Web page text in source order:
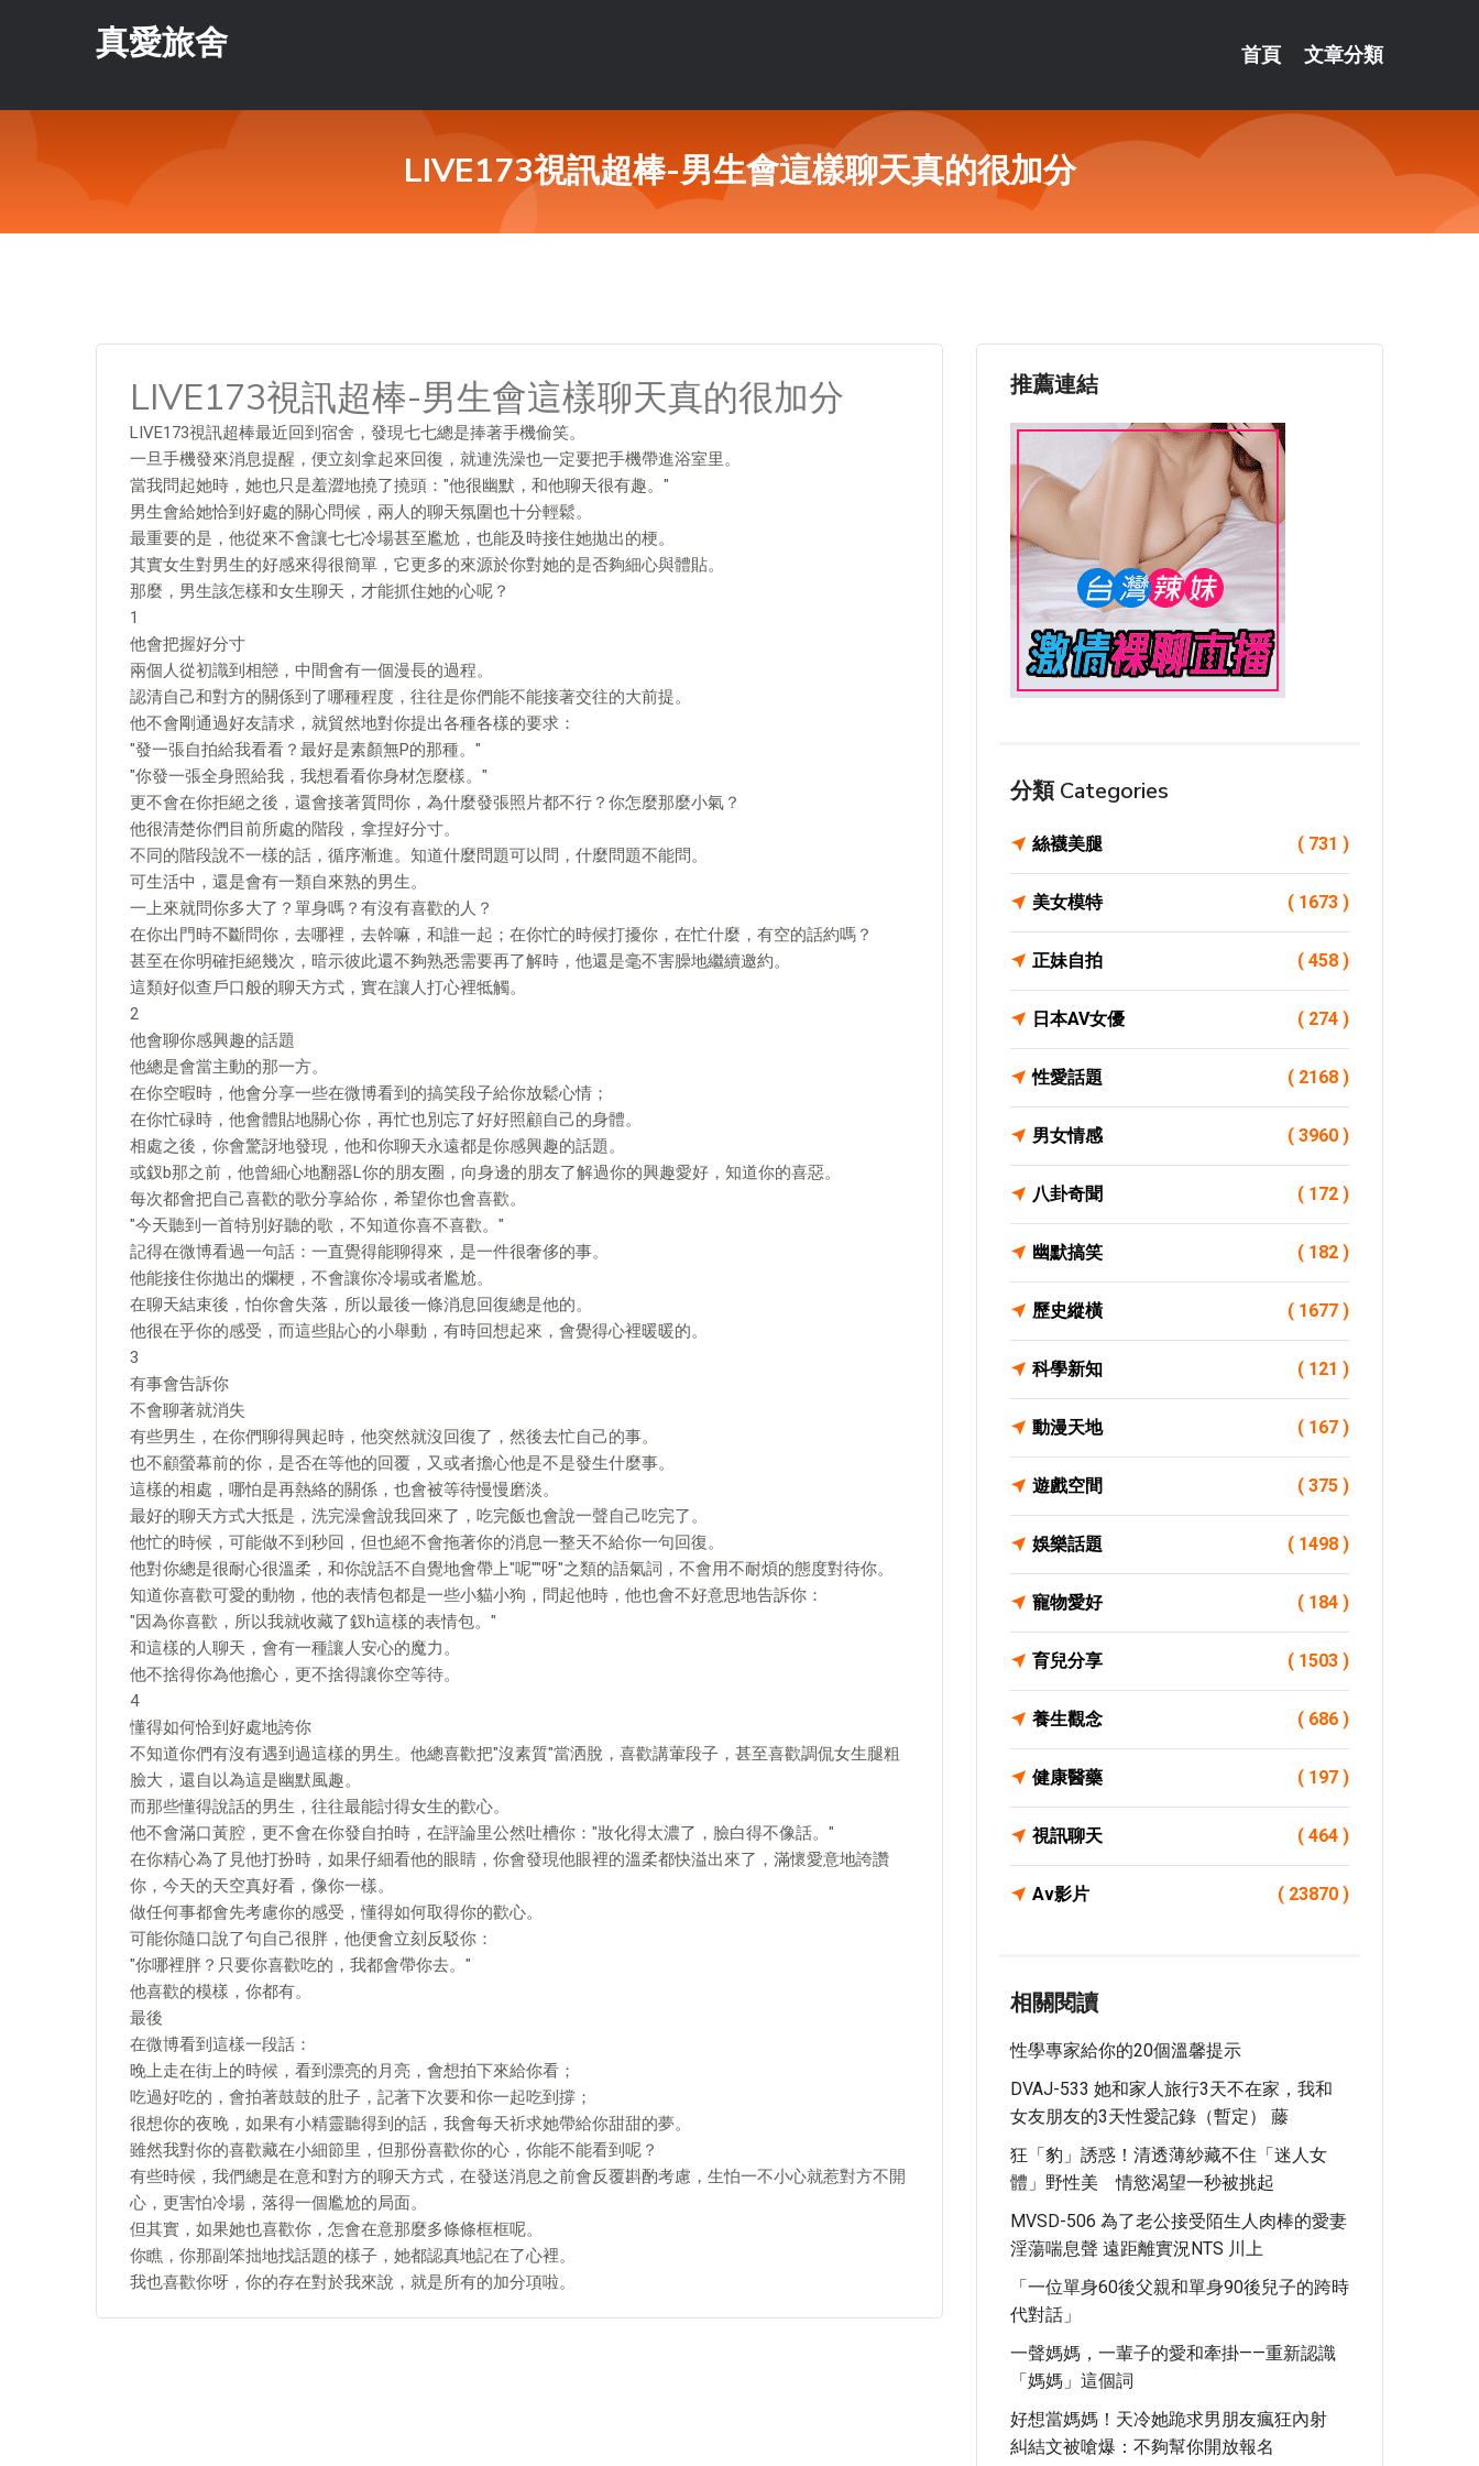
真愛旅舍 首頁 文章分類
LIVE173視訊超棒-男生會這樣聊天真的很加分
LIVE173視訊超棒-男生會這樣聊天真的很加分
LIVE173視訊超棒最近回到宿舍，發現七七總是捧著手機偷笑。
一旦手機發來消息提醒，便立刻拿起來回復，就連洗澡也一定要把手機帶進浴室里。
當我問起她時，她也只是羞澀地撓了撓頭："他很幽默，和他聊天很有趣。"
男生會給她恰到好處的關心問候，兩人的聊天氛圍也十分輕鬆。
最重要的是，他從來不會讓七七冷場甚至尷尬，也能及時接住她拋出的梗。
其實女生對男生的好感來得很簡單，它更多的來源於你對她的是否夠細心與體貼。
那麼，男生該怎樣和女生聊天，才能抓住她的心呢？
1
他會把握好分寸
兩個人從初識到相戀，中間會有一個漫長的過程。
認清自己和對方的關係到了哪種程度，往往是你們能不能接著交往的大前提。
他不會剛通過好友請求，就貿然地對你提出各種各樣的要求：
"發一張自拍給我看看？最好是素顏無P的那種。"
"你發一張全身照給我，我想看看你身材怎麼樣。"
更不會在你拒絕之後，還會接著質問你，為什麼發張照片都不行？你怎麼那麼小氣？
他很清楚你們目前所處的階段，拿捏好分寸。
不同的階段說不一樣的話，循序漸進。知道什麼問題可以問，什麼問題不能問。
可生活中，還是會有一類自來熟的男生。
一上來就問你多大了？單身嗎？有沒有喜歡的人？
在你出門時不斷問你，去哪裡，去幹嘛，和誰一起；在你忙的時候打擾你，在忙什麼，有空的話約嗎？
甚至在你明確拒絕幾次，暗示彼此還不夠熟悉需要再了解時，他還是毫不害臊地繼續邀約。
這類好似查戶口般的聊天方式，實在讓人打心裡牴觸。
2
他會聊你感興趣的話題
他總是會當主動的那一方。
在你空暇時，他會分享一些在微博看到的搞笑段子給你放鬆心情；
在你忙碌時，他會體貼地關心你，再忙也別忘了好好照顧自己的身體。
相處之後，你會驚訝地發現，他和你聊天永遠都是你感興趣的話題。
或釵b那之前，他曾細心地翻器L你的朋友圈，向身邊的朋友了解過你的興趣愛好，知道你的喜惡。
每次都會把自己喜歡的歌分享給你，希望你也會喜歡。
"今天聽到一首特別好聽的歌，不知道你喜不喜歡。"
記得在微博看過一句話：一直覺得能聊得來，是一件很奢侈的事。
他能接住你拋出的爛梗，不會讓你冷場或者尷尬。
在聊天結束後，怕你會失落，所以最後一條消息回復總是他的。
他很在乎你的感受，而這些貼心的小舉動，有時回想起來，會覺得心裡暖暖的。
3
有事會告訴你
不會聊著就消失
有些男生，在你們聊得興起時，他突然就沒回復了，然後去忙自己的事。
也不顧螢幕前的你，是否在等他的回覆，又或者擔心他是不是發生什麼事。
這樣的相處，哪怕是再熱絡的關係，也會被等待慢慢磨淡。
最好的聊天方式大抵是，洗完澡會說我回來了，吃完飯也會說一聲自己吃完了。
他忙的時候，可能做不到秒回，但也絕不會拖著你的消息一整天不給你一句回復。
他對你總是很耐心很溫柔，和你說話不自覺地會帶上"呢""呀"之類的語氣詞，不會用不耐煩的態度對待你。
知道你喜歡可愛的動物，他的表情包都是一些小貓小狗，問起他時，他也會不好意思地告訴你：
"因為你喜歡，所以我就收藏了釵h這樣的表情包。"
和這樣的人聊天，會有一種讓人安心的魔力。
他不捨得你為他擔心，更不捨得讓你空等待。
4
懂得如何恰到好處地誇你
不知道你們有沒有遇到過這樣的男生。他總喜歡把"沒素質"當洒脫，喜歡講葷段子，甚至喜歡調侃女生腿粗
臉大，還自以為這是幽默風趣。
而那些懂得說話的男生，往往最能討得女生的歡心。
他不會滿口黃腔，更不會在你發自拍時，在評論里公然吐槽你："妝化得太濃了，臉白得不像話。"
在你精心為了見他打扮時，如果仔細看他的眼睛，你會發現他眼裡的溫柔都快溢出來了，滿懷愛意地誇讚
你，今天的天空真好看，像你一樣。
做任何事都會先考慮你的感受，懂得如何取得你的歡心。
可能你隨口說了句自己很胖，他便會立刻反駁你：
"你哪裡胖？只要你喜歡吃的，我都會帶你去。"
他喜歡的模樣，你都有。
最後
在微博看到這樣一段話：
晚上走在街上的時候，看到漂亮的月亮，會想拍下來給你看；
吃過好吃的，會拍著鼓鼓的肚子，記著下次要和你一起吃到撐；
很想你的夜晚，如果有小精靈聽得到的話，我會每天祈求她帶給你甜甜的夢。
雖然我對你的喜歡藏在小細節里，但那份喜歡你的心，你能不能看到呢？
有些時候，我們總是在意和對方的聊天方式，在發送消息之前會反覆斟酌考慮，生怕一不小心就惹對方不開
心，更害怕冷場，落得一個尷尬的局面。
但其實，如果她也喜歡你，怎會在意那麼多條條框框呢。
你瞧，你那副笨拙地找話題的樣子，她都認真地記在了心裡。
我也喜歡你呀，你的存在對於我來說，就是所有的加分項啦。
推薦連結
分類 Categories
絲襪美腿 ( 731 )
美女模特 ( 1673 )
正妹自拍 ( 458 )
日本AV女優 ( 274 )
性愛話題 ( 2168 )
男女情感 ( 3960 )
八卦奇聞 ( 172 )
幽默搞笑 ( 182 )
歷史縱橫 ( 1677 )
科學新知 ( 121 )
動漫天地 ( 167 )
遊戲空間 ( 375 )
娛樂話題 ( 1498 )
寵物愛好 ( 184 )
育兒分享 ( 1503 )
養生觀念 ( 686 )
健康醫藥 ( 197 )
視訊聊天 ( 464 )
Av影片 ( 23870 )
相關閱讀
性學專家給你的20個溫馨提示
DVAJ-533 她和家人旅行3天不在家，我和
女友朋友的3天性愛記錄（暫定） 藤
狂「豹」誘惑！清透薄紗藏不住「迷人女
體」野性美 情慾渴望一秒被挑起
MVSD-506 為了老公接受陌生人肉棒的愛妻
淫蕩喘息聲 遠距離實況NTS 川上
「一位單身60後父親和單身90後兒子的跨時
代對話」
一聲媽媽，一輩子的愛和牽掛——重新認識
「媽媽」這個詞
好想當媽媽！天冷她跪求男朋友瘋狂內射
糾結文被嗆爆：不夠幫你開放報名